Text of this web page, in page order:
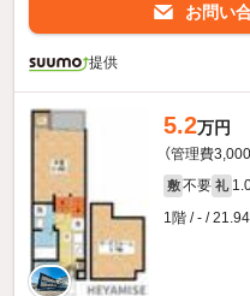
お問い
提供
5.2万円
（管理費3,000
敷 不要 礼
1階 / - /